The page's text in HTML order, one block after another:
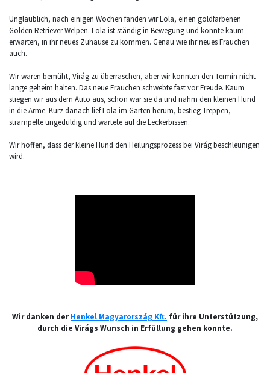
Unglaublich, nach einigen Wochen fanden wir Lola, einen goldfarbenen
Golden Retriever Welpen. Lola ist ständig in Bewegung und konnte kaum
erwarten, in ihr neues Zuhause zu kommen. Genau wie ihr neues Frauchen
auch.
Wir waren bemüht, Virág zu überraschen, aber wir konnten den Termin nicht
lange geheim halten. Das neue Frauchen schwebte fast vor Freude. Kaum
stiegen wir aus dem Auto aus, schon war sie da und nahm den kleinen Hund
in die Arme. Kurz danach lief Lola im Garten herum, bestieg Treppen,
strampelte ungeduldig und wartete auf die Leckerbissen.
Wir hoffen, dass der kleine Hund den Heilungsprozess bei Virág beschleunigen
wird.
Wir danken derHenkel Magyarország Kft. für ihre Unterstützung,
durch die Virágs Wunsch in Erfüllung gehen konnte.